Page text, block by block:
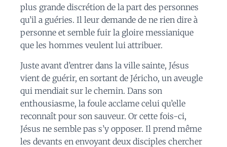
plus grande discrétion de la part des personnes
qu’il a guéries. Il leur demande de ne rien dire à
personne et semble fuir la gloire messianique
que les hommes veulent lui attribuer.
Juste avant d’entrer dans la ville sainte, Jésus
vient de guérir, en sortant de Jéricho, un aveugle
qui mendiait sur le chemin. Dans son
enthousiasme, la foule acclame celui qu’elle
reconnaît pour son sauveur. Or cette fois-ci,
Jésus ne semble pas s’y opposer. Il prend même
les devants en envoyant deux disciples chercher